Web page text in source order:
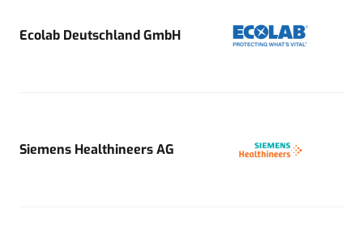
Ecolab Deutschland GmbH
Siemens Healthineers AG